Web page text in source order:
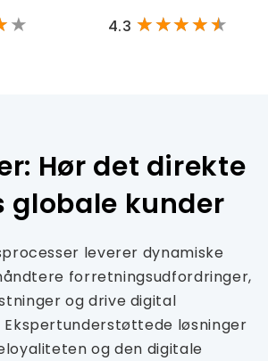
4.3
Hør det direkte
globale kunder
leverer dynamiske
forretningsudfordringer,
og drive digital
løsninger
og den digitale